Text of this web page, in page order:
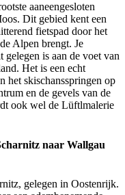
aaneengesloten
Dit gebied kent een
fietspad door het
Alpen brengt. Je
is aan de voet van
Het is een echt
het skischansspringen op
en de gevels van de
ook wel de Lüftlmalerie
naar Wallgau
gelegen in Oostenrijk.